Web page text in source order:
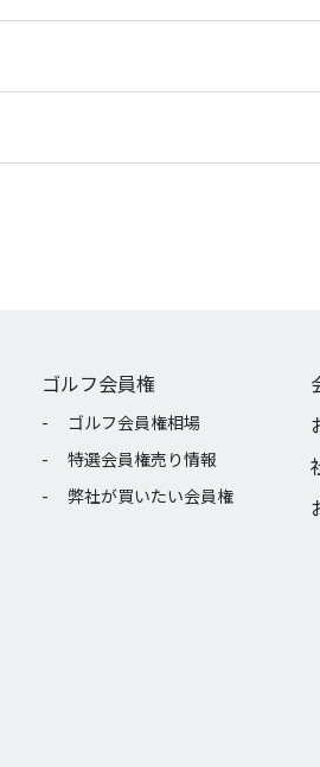
ゴルフ会員権
ゴルフ会員権相場
特選会員権売り情報
弊社が買いたい会員権